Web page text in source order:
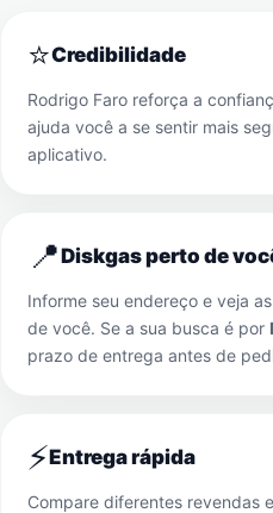
⭐Credibilidade
Rodrigo Faro reforça a
ajuda você a se sentir mais
aplicativo.
📍Diskgas perto de
Informe seu endereço e veja
de você. Se a sua busca é por
prazo de entrega antes de
⚡Entrega rápida
Compare diferentes revendas